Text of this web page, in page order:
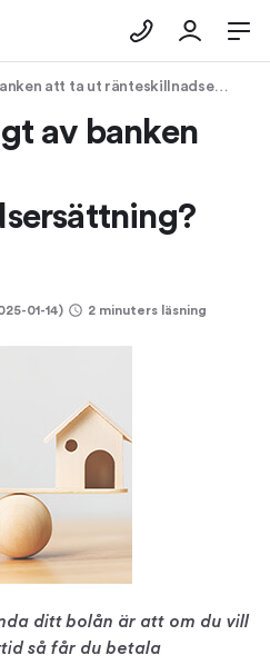
Är det orimligt av banken att ta ut ränteskillnadsersättning?
av banken
01-14) 2 minuters läsning
ditt bolån är att om du vill
så får du betala